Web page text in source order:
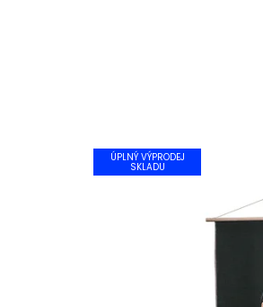
ÚPLNÝ VÝPRODEJ
SKLADU